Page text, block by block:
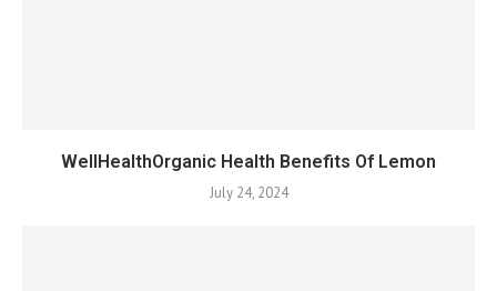
WellHealthOrganic Health Benefits Of Lemon
July 24, 2024